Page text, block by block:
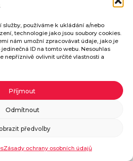
používáme k ukládání a/nebo
technologie jako jsou soubory cookies.
nám umožní zpracovávat údaje, jako je
ID na tomto webu. Nesouhlas
nepříznivě ovlivnit určité vlastnosti a
Příjmout
Odmítnout
předvolby
Zásady ochrany osobních údajů
z Jičína
technologií a efektivních strojů
katalog ZDARMA
potřebné údaje, zašleme vám